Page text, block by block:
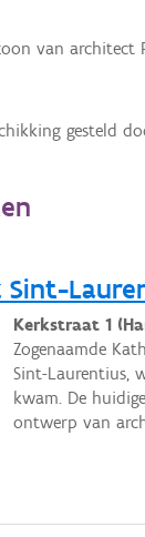
van architect
gesteld
Sint-
Kerkstraat 1
Zogenaamde
Sint-Laurentius,
kwam. De
ontwerp van